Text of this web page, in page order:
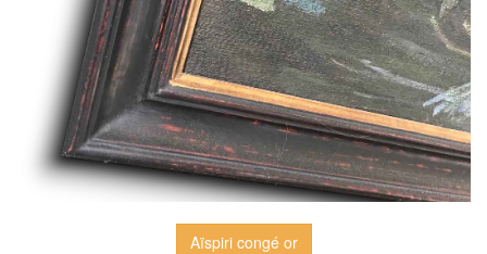
Aïspiri congé or